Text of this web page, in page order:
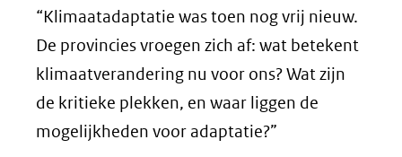
“Klimaatadaptatie was toen nog vrij nieuw.
De provincies vroegen zich af: wat betekent
klimaatverandering nu voor ons? Wat zijn
de kritieke plekken, en waar liggen de
mogelijkheden voor adaptatie?”